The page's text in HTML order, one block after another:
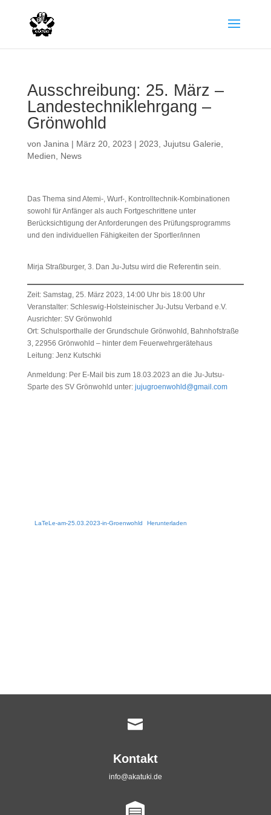
Ausschreibung: 25. März –
Landestechniklehrgang –
Grönwohld
von Janina | März 20, 2023 | 2023 Jujutsu Galerie
Medien
News
Das Thema sind Atemi-, Wurf-, Kontrolltechnik-Kombinationen
sowohl für Anfänger als auch Fortgeschrittene unter
Berücksichtigung der Anforderungen des Prüfungsprogramms
und den individuellen Fähigkeiten der Sportler/innen
Mirja Straßburger, 3. Dan Ju-Jutsu wird die Referentin sein.
Zeit: Samstag, 25. März 2023, 14:00 Uhr bis 18:00 Uhr
Veranstalter: Schleswig-Holsteinischer Ju-Jutsu Verband e.V.
Ausrichter: SV Grönwohld
Ort: Schulsporthalle der Grundschule Grönwohld, Bahnhofstraße
3, 22956 Grönwohld – hinter dem Feuerwehrgerätehaus
Leitung: Jenz Kutschki
Anmeldung: Per E-Mail bis zum 18.03.2023 an die Ju-Jutsu-
Sparte des SV Grönwohld unter: jujugroenwohld@gmail.com
LaTeLe-am-25.03.2023-in-Groenwohld Herunterladen

Kontakt
info@akatuki.de
